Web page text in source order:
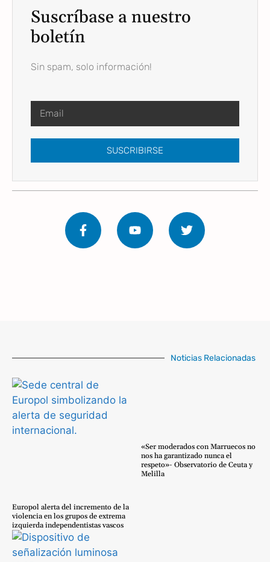
Suscríbase a nuestro
boletín
Sin spam, solo información!
SUSCRIBIRSE
Noticias Relacionadas
Europol alerta del incremento de la
violencia en los grupos de extrema
izquierda independentistas vascos
«Ser moderados con Marruecos no
nos ha garantizado nunca el
respeto»- Observatorio de Ceuta y
Melilla